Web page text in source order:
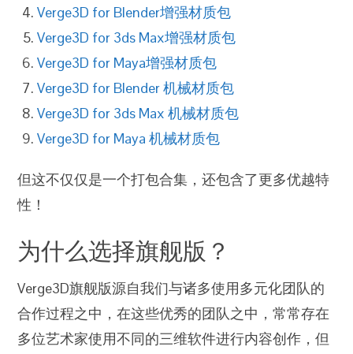
Verge3D for Blender增强材质包
Verge3D for 3ds Max增强材质包
Verge3D for Maya增强材质包
Verge3D for Blender 机械材质包
Verge3D for 3ds Max 机械材质包
Verge3D for Maya 机械材质包
但这不仅仅是一个打包合集，还包含了更多优越特
性！
为什么选择旗舰版？
Verge3D旗舰版源自我们与诸多使用多元化团队的
合作过程之中，在这些优秀的团队之中，常常存在
多位艺术家使用不同的三维软件进行内容创作，但